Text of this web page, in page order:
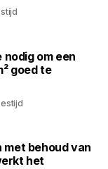
nodig om een
goed te
behoud van
het